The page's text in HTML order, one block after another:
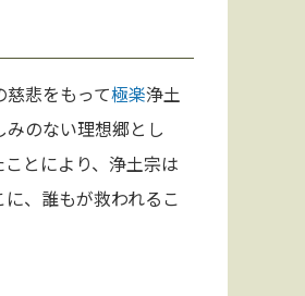
慈悲をもって極楽浄土
みのない理想郷とし
とにより、浄土宗は
、誰もが救われるこ